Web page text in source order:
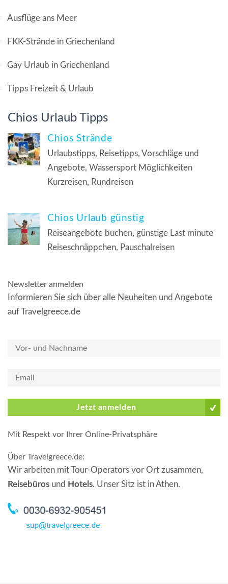
Ausflüge ans Meer
FKK-Strände in Griechenland
Gay Urlaub in Griechenland
Tipps Freizeit & Urlaub
Chios Urlaub Tipps
Chios Strände
Urlaubstipps, Reisetipps, Vorschläge und
Angebote, Wassersport Möglichkeiten
Kurzreisen, Rundreisen
Chios Urlaub günstig
Reiseangebote buchen, günstige Last minute
Reiseschnäppchen, Pauschalreisen
Newsletter anmelden
Informieren Sie sich über alle Neuheiten und Angebote
auf Travelgreece.de
Jetzt anmelden
Mit Respekt vor Ihrer Online-Privatsphäre
Über Travelgreece.de:
Wir arbeiten mit Tour-Operators vor Ort zusammen,
Reisebüros und Hotels. Unser Sitz ist in Athen.